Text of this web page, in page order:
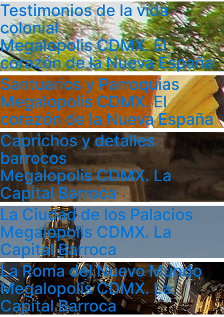
Testimonios de la vida
colonial
Megalopolis CDMX. El
corazón de la Nueva España
Santuarios y Parroquias
Megalopolis CDMX. El
corazón de la Nueva España
Caprichos y detalles
barrocos
Megalopolis CDMX. La
Capital Barroca
La Ciudad de los Palacios
Megalopolis CDMX. La
Capital Barroca
La Roma del Nuevo Mundo
Megalopolis CDMX. La
Capital Barroca